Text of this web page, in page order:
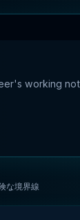
working
な境界線